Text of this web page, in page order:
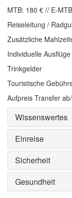
MTB: 180 € // E-
Reiseleitung /
Zusätzliche
Individuelle
Trinkgelder
Touristische
Aufpreis Transfer
Wissenswertes
Einreise
Sicherheit
Gesundheit